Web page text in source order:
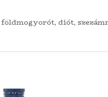
diót,